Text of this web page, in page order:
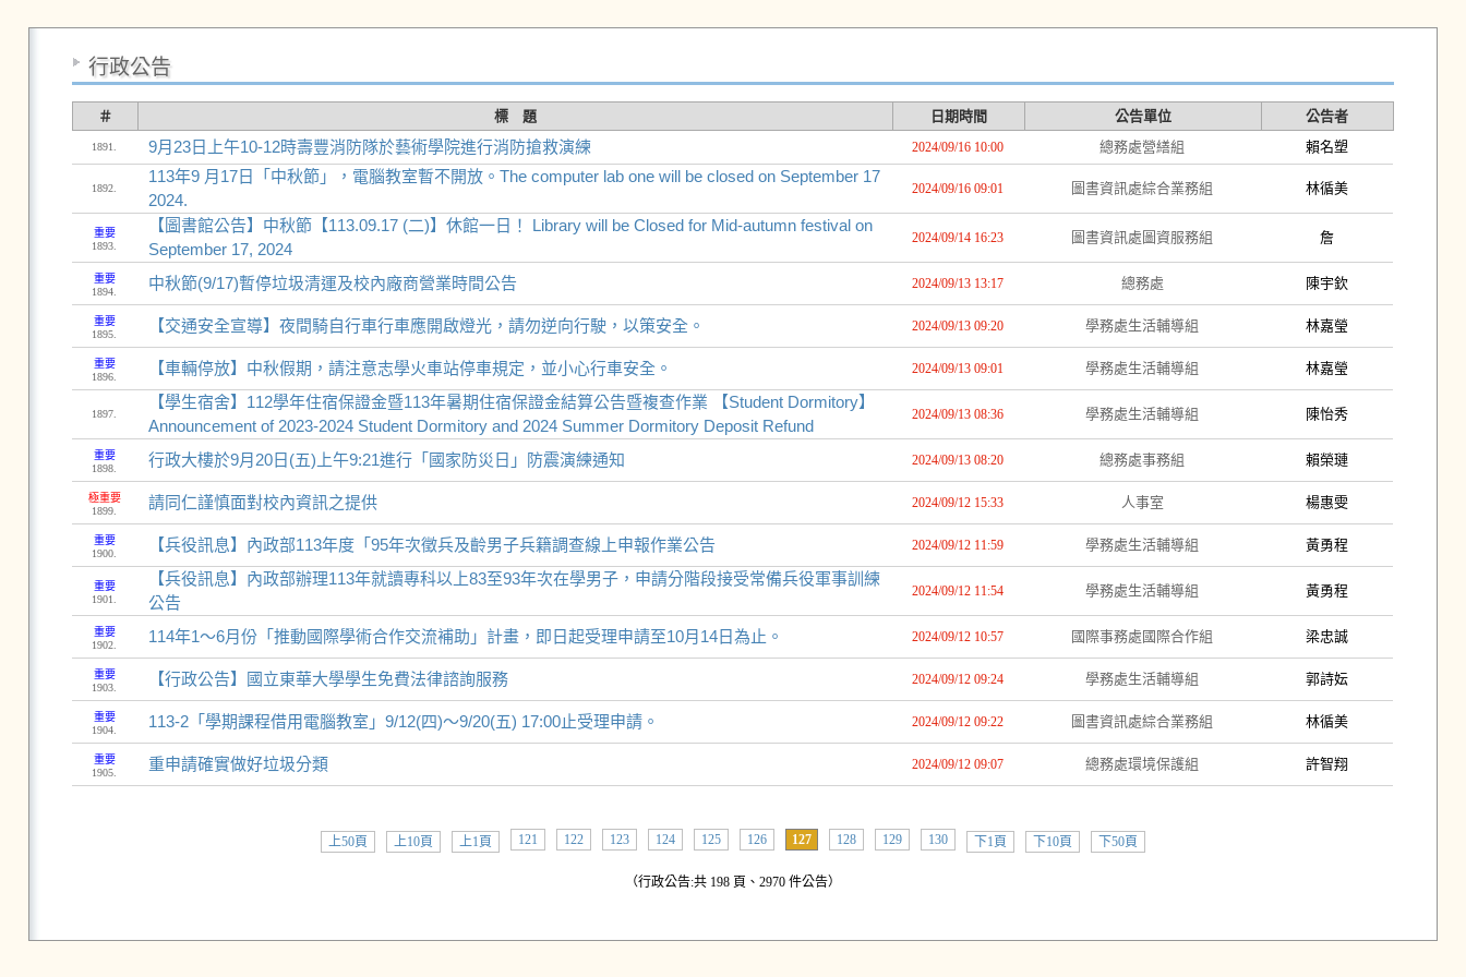
行政公告
＃ 標 題 日期時間 公告單位 公告者
1891. 9月23日上午10-12時壽豐消防隊於藝術學院進行消防搶救演練 2024/09/16 10:00 總務處營繕組 賴名塑
1892.
113年9 月17日「中秋節」，電腦教室暫不開放。The computer lab one will be closed on September 17
2024.
2024/09/16 09:01 圖書資訊處綜合業務組 林循美
重要
1893.
【圖書館公告】中秋節【113.09.17 (二)】休館一日！ Library will be Closed for Mid-autumn festival on
September 17, 2024
2024/09/14 16:23 圖書資訊處圖資服務組 詹
重要
1894.
中秋節(9/17)暫停垃圾清運及校內廠商營業時間公告 2024/09/13 13:17 總務處 陳宇欽
重要
1895.
【交通安全宣導】夜間騎自行車行車應開啟燈光，請勿逆向行駛，以策安全。 2024/09/13 09:20 學務處生活輔導組 林嘉瑩
重要
1896.
【車輛停放】中秋假期，請注意志學火車站停車規定，並小心行車安全。 2024/09/13 09:01 學務處生活輔導組 林嘉瑩
1897.
【學生宿舍】112學年住宿保證金暨113年暑期住宿保證金結算公告暨複查作業 【Student Dormitory】
Announcement of 2023-2024 Student Dormitory and 2024 Summer Dormitory Deposit Refund
2024/09/13 08:36 學務處生活輔導組 陳怡秀
重要
1898.
行政大樓於9月20日(五)上午9:21進行「國家防災日」防震演練通知 2024/09/13 08:20 總務處事務組 賴榮璉
極重要
1899.
請同仁謹慎面對校內資訊之提供 2024/09/12 15:33 人事室 楊惠雯
重要
1900.
【兵役訊息】內政部113年度「95年次徵兵及齡男子兵籍調查線上申報作業公告 2024/09/12 11:59 學務處生活輔導組 黃勇程
重要
1901.
【兵役訊息】內政部辦理113年就讀專科以上83至93年次在學男子，申請分階段接受常備兵役軍事訓練
公告
2024/09/12 11:54 學務處生活輔導組 黃勇程
重要
1902.
114年1～6月份「推動國際學術合作交流補助」計畫，即日起受理申請至10月14日為止。 2024/09/12 10:57 國際事務處國際合作組 梁忠誠
重要
1903.
【行政公告】國立東華大學學生免費法律諮詢服務 2024/09/12 09:24 學務處生活輔導組 郭詩妘
重要
1904.
113-2「學期課程借用電腦教室」9/12(四)～9/20(五) 17:00止受理申請。 2024/09/12 09:22 圖書資訊處綜合業務組 林循美
重要
1905.
重申請確實做好垃圾分類 2024/09/12 09:07 總務處環境保護組 許智翔
上50頁 上10頁 上1頁 121 122 123 124 125 126 127 128 129 130 下1頁 下10頁 下50頁
（行政公告:共 198 頁、2970 件公告）